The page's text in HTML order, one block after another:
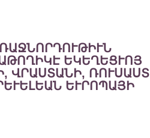
ԵԿԵՂԵՑՒՈՅ
ՎՐԱՍՏԱՆԻ,
ԵՒՐՈՊԱՅԻ